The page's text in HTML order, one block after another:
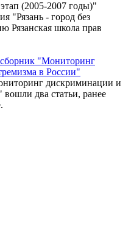
(2005-2007 годы)"
"Рязань - город без
Рязанская школа прав
"Мониторинг
в России"
дискриминации и
два статьи, ранее